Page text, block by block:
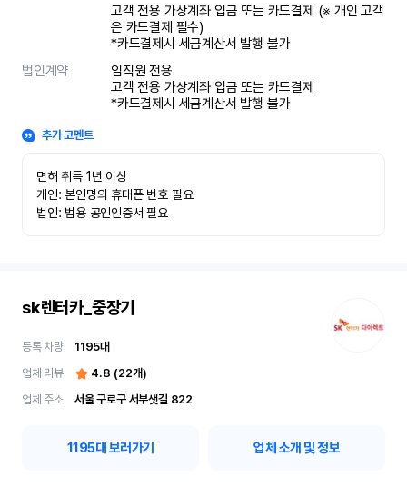
고객 전용 가상계좌 입금 또는 카드결제 (※ 개인 고객
은 카드결제 필수)
*카드결제시 세금계산서 발행 불가
법인계약
임직원 전용
고객 전용 가상계좌 입금 또는 카드결제
*카드결제시 세금계산서 발행 불가
추가 코멘트
면허 취득 1년 이상
개인: 본인명의 휴대폰 번호 필요
법인: 범용 공인인증서 필요
sk렌터카_중장기
등록 차량 1195대
업체 리뷰
4.8 (22개)
업체 주소
서울 구로구 서부샛길 822
1195대 보러가기 업체 소개 및 정보